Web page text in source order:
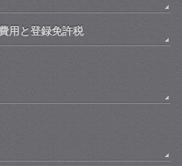
用と登録免許税